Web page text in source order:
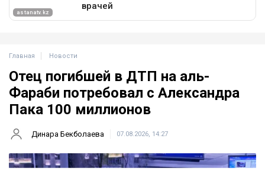
Главная Новости
Отец погибшей в ДТП на аль-
Фараби потребовал с Александра
Пака 100 миллионов
Динара Бекболаева 07.08.2026, 14:27